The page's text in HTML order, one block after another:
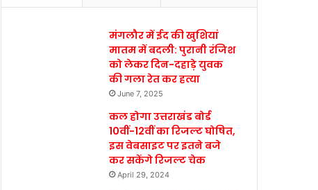
मंगलौर में ईद की खुशियां
मातम में बदली: पुरानी रंजिश
को लेकर दिन-दहाड़े युवक
की गला रेत कर हत्या
June 7, 2025
कल होगा उत्तराखंड बोर्ड
10वीं-12वीं का रिजल्ट घोषित,
इस वेबसाइट पर इतने बजे
कर सकेंगे रिजल्ट चेक
April 29, 2024